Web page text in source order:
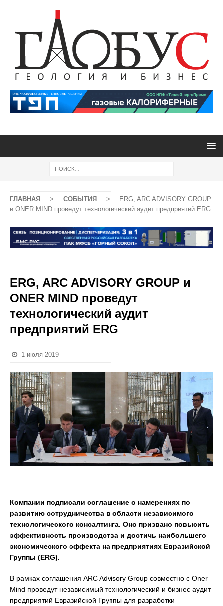
ГЛАВНАЯ > СОБЫТИЯ >
ERG, ARC ADVISORY GROUP
и ONER MIND проведут технологический аудит предприятий ERG
ERG, ARC ADVISORY GROUP и
ONER MIND проведут
технологический аудит
предприятий ERG
1 июля 2019
Компании подписали соглашение о намерениях по
развитию сотрудничества в области независимого
технологического консалтинга. Оно призвано повысить
эффективность производства и достичь наибольшего
экономического эффекта на предприятиях Евразийской
Группы (ERG).
В рамках соглашения ARC Advisory Group совместно с Oner
Mind проведут независимый технологический и бизнес аудит
предприятий Евразийской Группы для разработки